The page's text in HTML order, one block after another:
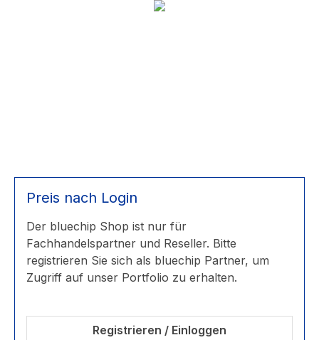
Bildergalerie überspringen
Preis nach Login
Der bluechip Shop ist nur für
Fachhandelspartner und Reseller. Bitte
registrieren Sie sich als bluechip Partner, um
Zugriff auf unser Portfolio zu erhalten.
Registrieren / Einloggen